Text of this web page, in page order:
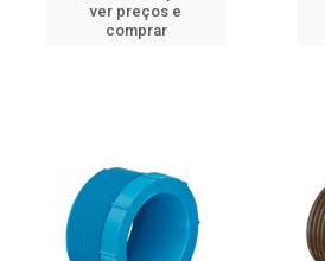
ver preços e
comprar